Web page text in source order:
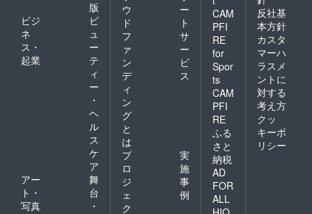
版
ビジ
ネ
ス・
起業
ビ
ュ
ー
テ
ィ
ー
・
ヘ
ル
ス
ケ
ア
アー
ト・
写真
舞
台
・
ウ
ド
フ
ァ
ン
デ
ィ
ン
グ
と
は
ー
ト
サ
ー
ビ
ス
プ
ロ
ジ
ェ
ク
実
施
事
例
CAM
PFI
RE
for
Spor
ts
CAM
PFI
RE
ふる
さと
納税
AD
FOR
ALL
反社基
本方針
カスタ
マーハ
ラスメ
ントに
対する
考え方
クッ
キーポ
リシー